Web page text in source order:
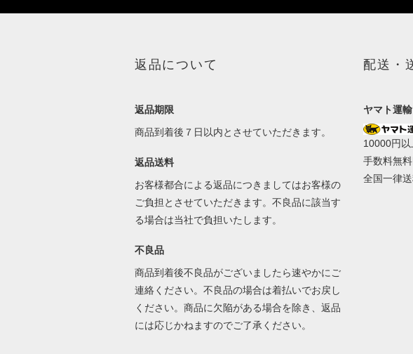
返品について
返品期限
商品到着後７日以内とさせていただきます。
返品送料
お客様都合による返品につきましてはお客様の
ご負担とさせていただきます。不良品に該当す
る場合は当社で負担いたします。
不良品
商品到着後不良品がございましたら速やかにご
連絡ください。不良品の場合は着払いでお戻し
ください。商品に欠陥がある場合を除き、返品
には応じかねますのでご了承ください。
配送・
ヤマト運輸
10000円
手数料無
全国一律